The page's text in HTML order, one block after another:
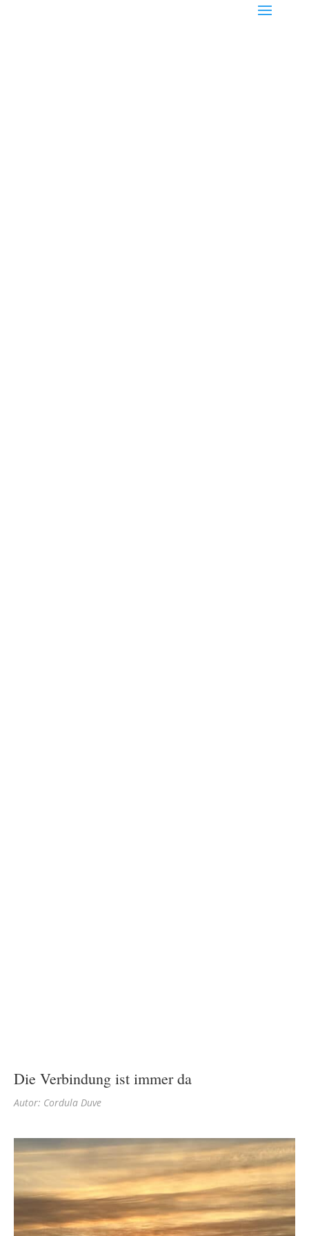
Die Verbindung ist immer da
Autor: Cordula Duve